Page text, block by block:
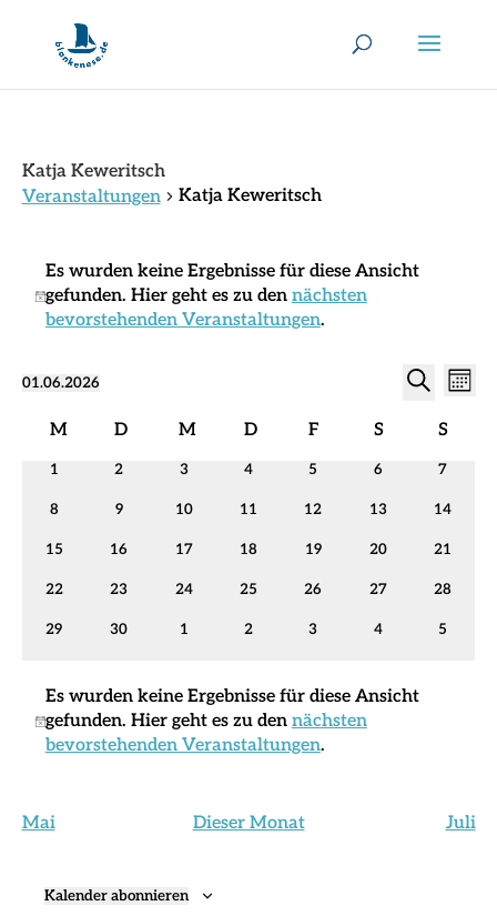
Katja Keweritsch
Veranstaltungen
Katja Keweritsch
Hinweis
Es wurden keine Ergebnisse für diese Ansicht
gefunden. Hier geht es zu den nächsten
bevorstehenden Veranstaltungen.
und
Monat
01.06.2026
wählen.
Kalender
von
M
D
M
D
F
S
S
0
1
0
2
0
3
0
4
0
5
0
6
0
7
0
8
0
9
0
10
0
11
0
12
0
13
0
14
0
15
0
16
0
17
0
18
0
19
0
20
0
21
0
22
0
23
0
24
0
25
0
26
0
27
0
28
0
29
0
30
0
1
0
2
0
3
0
4
0
5
Hinweis
Es wurden keine Ergebnisse für diese Ansicht
gefunden. Hier geht es zu den nächsten
bevorstehenden Veranstaltungen.
Mai Dieser Monat Juli
Kalender abonnieren